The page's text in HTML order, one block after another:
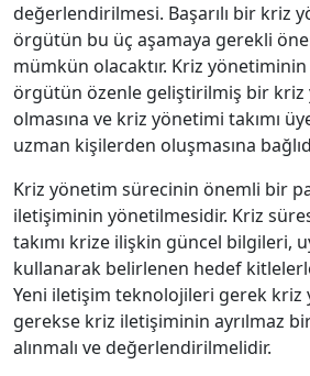
değerlendirilmesi. Başarılı bir kriz
örgütün bu üç aşamaya gerekli
mümkün olacaktır. Kriz yönetiminin
örgütün özenle geliştirilmiş bir kriz
olmasına ve kriz yönetimi takımı
uzman kişilerden oluşmasına
Kriz yönetim sürecinin önemli bir
iletişiminin yönetilmesidir. Kriz
takımı krize ilişkin güncel bilgileri,
kullanarak belirlenen hedef
Yeni iletişim teknolojileri gerek kriz
gerekse kriz iletişiminin ayrılmaz
alınmalı ve değerlendirilmelidir.